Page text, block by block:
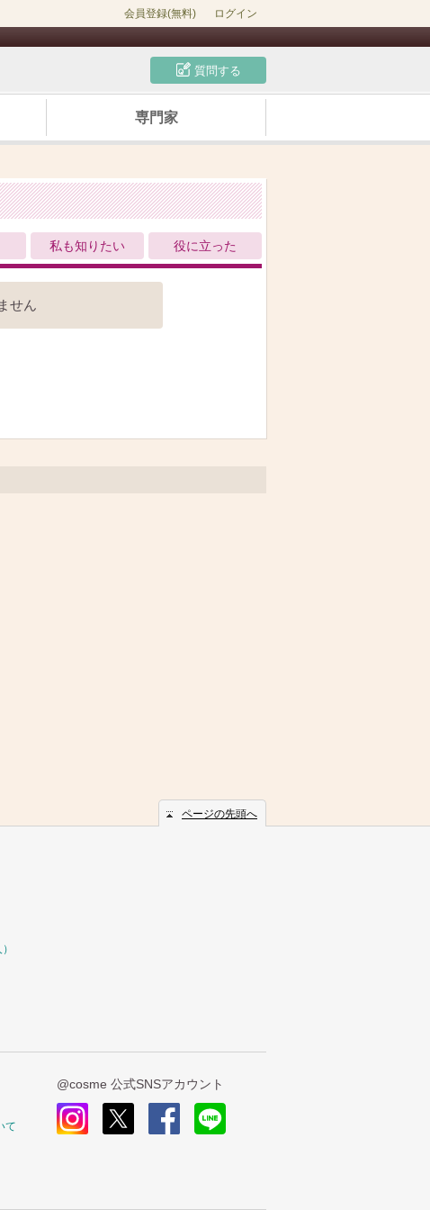
会員登録(無料) ログイン
質問する
専門家
私も知りたい 役に立った
せん
ページの先頭へ
て
@cosme 公式SNSアカウント